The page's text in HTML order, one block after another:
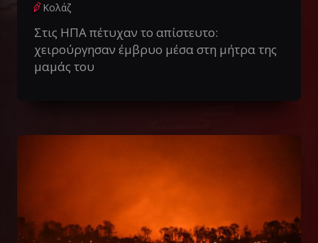
Κολάζ
Στις ΗΠΑ πέτυχαν το απίστευτο:
χειρούργησαν έμβρυο μέσα στη μήτρα της
μαμάς του